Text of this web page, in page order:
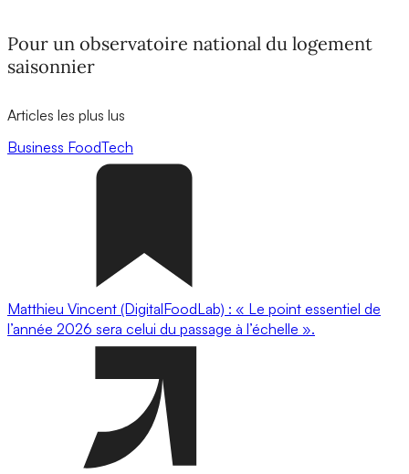
Pour un observatoire national du logement
saisonnier
Articles les plus lus
Business FoodTech
Matthieu Vincent (DigitalFoodLab) : « Le point essentiel de
l’année 2026 sera celui du passage à l’échelle ».